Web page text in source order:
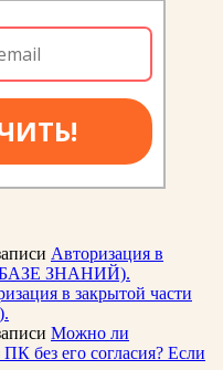
Авторизация в
(БАЗЕ ЗНАНИЙ).
в закрытой части
Можно ли
без его согласия? Если